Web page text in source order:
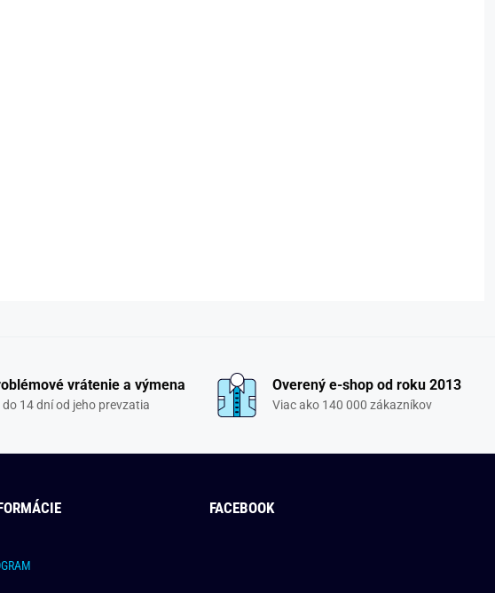
vrátenie a výmena
14 dní od jeho prevzatia
Overený e-shop od roku 2013
Viac ako 140 000 zákazníkov
FACEBOOK